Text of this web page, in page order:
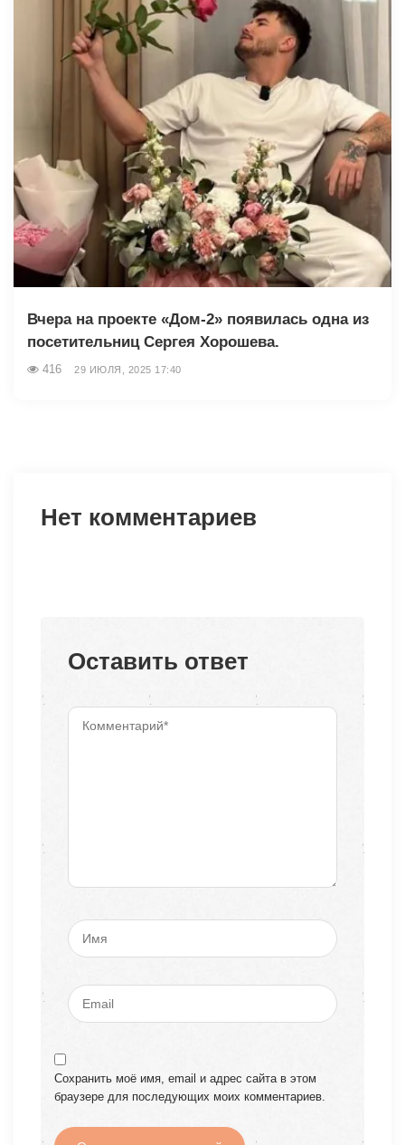
Вчера на проекте «Дом-2» появилась одна из
посетительниц Сергея Хорошева.
416 29 ИЮЛЯ, 2025 17:40
Нет комментариев
Оставить ответ
Сохранить моё имя, email и адрес сайта в этом
браузере для последующих моих комментариев.